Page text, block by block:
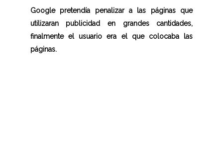
Google pretendía penalizar a las páginas que
utilizaran publicidad en grandes cantidades,
finalmente el usuario era el que colocaba las
páginas.